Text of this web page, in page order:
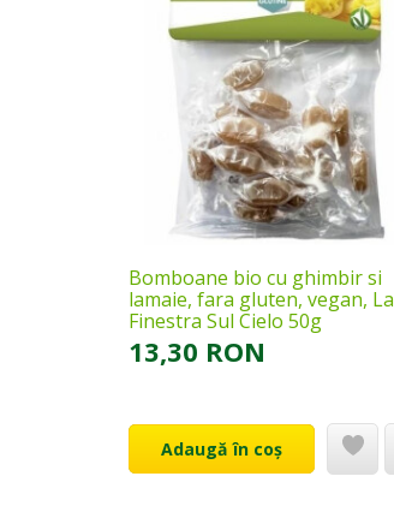
Bomboane bio cu ghimbir si
lamaie, fara gluten, vegan, La
Finestra Sul Cielo 50g
13,30 RON
Adaugă în coș